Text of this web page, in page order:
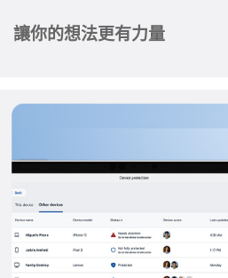
讓你的想法更有力量